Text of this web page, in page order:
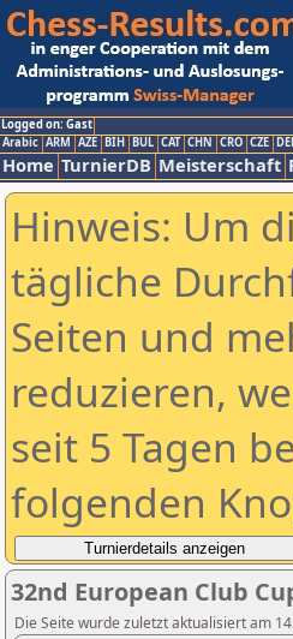
Logged on: Gast
Arabic ARM AZE BIH BUL CAT CHN CRO CZE
Home TurnierDB Meisterschaft
Hinweis: Um
tägliche
Seiten und
reduzieren,
seit 5 Tagen
folgenden
32nd European Club
Die Seite wurde zuletzt aktualisiert am